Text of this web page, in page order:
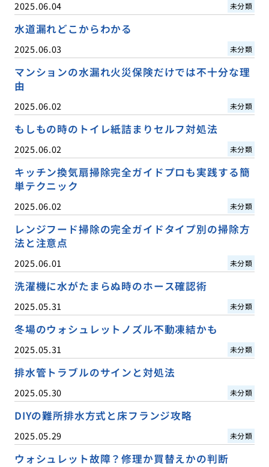
2025.06.04 未分類
水道漏れどこからわかる
2025.06.03 未分類
マンションの水漏れ火災保険だけでは不十分な理
由
2025.06.02 未分類
もしもの時のトイレ紙詰まりセルフ対処法
2025.06.02 未分類
キッチン換気扇掃除完全ガイドプロも実践する簡
単テクニック
2025.06.02 未分類
レンジフード掃除の完全ガイドタイプ別の掃除方
法と注意点
2025.06.01 未分類
洗濯機に水がたまらぬ時のホース確認術
2025.05.31 未分類
冬場のウォシュレットノズル不動凍結かも
2025.05.31 未分類
排水管トラブルのサインと対処法
2025.05.30 未分類
DIYの難所排水方式と床フランジ攻略
2025.05.29 未分類
ウォシュレット故障？修理か買替えかの判断